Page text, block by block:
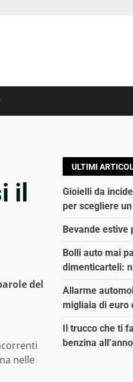
il
del
nelle
ULTIMI
Gioielli da
per scegliere
Bevande
Bolli auto mai
dimenticarteli:
Allarme
migliaia di euro
Il trucco che ti
benzina